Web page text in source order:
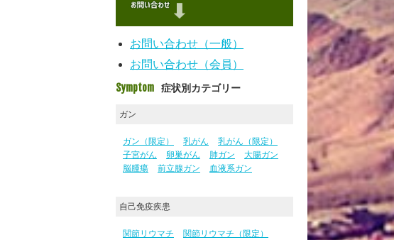
お問い合わせ（一般）
お問い合わせ（会員）
Symptom 症状別カテゴリー
ガン
ガン（限定） 乳がん
乳がん（限定）
子宮がん
卵巣がん 肺ガン
大腸ガン
脳腫瘍
前立腺ガン 血液系ガン
自己免疫疾患
関節リウマチ
関節リウマチ（限定）